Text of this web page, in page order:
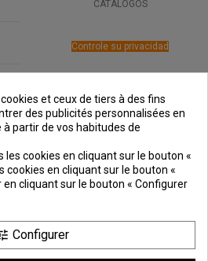
CATÁLOGOS
Controle su privacidad
SEGURO
et ceux de tiers à des fins
des publicités personnalisées en
partir de vos habitudes de
cookies en cliquant sur le bouton «
cookies en cliquant sur le bouton «
cliquant sur le bouton « Configurer
Configurer